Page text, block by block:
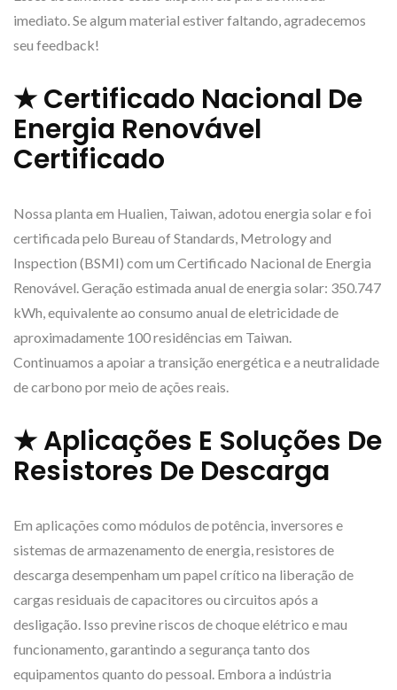
imediato. Se algum material estiver faltando, agradecemos
seu feedback!
★ Certificado Nacional De
Energia Renovável
Certificado
Nossa planta em Hualien, Taiwan, adotou energia solar e foi
certificada pelo Bureau of Standards, Metrology and
Inspection (BSMI) com um Certificado Nacional de Energia
Renovável. Geração estimada anual de energia solar: 350.747
kWh, equivalente ao consumo anual de eletricidade de
aproximadamente 100 residências em Taiwan.
Continuamos a apoiar a transição energética e a neutralidade
de carbono por meio de ações reais.
★ Aplicações E Soluções De
Resistores De Descarga
Em aplicações como módulos de potência, inversores e
sistemas de armazenamento de energia, resistores de
descarga desempenham um papel crítico na liberação de
cargas residuais de capacitores ou circuitos após a
desligação. Isso previne riscos de choque elétrico e mau
funcionamento, garantindo a segurança tanto dos
equipamentos quanto do pessoal. Embora a indústria